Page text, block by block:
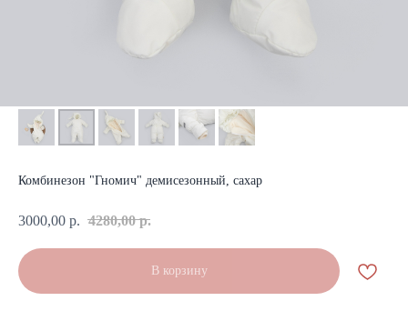
Комбинезон "Гномич" демисезонный, сахар
3000,00 р. 4280,00 р.
В корзину